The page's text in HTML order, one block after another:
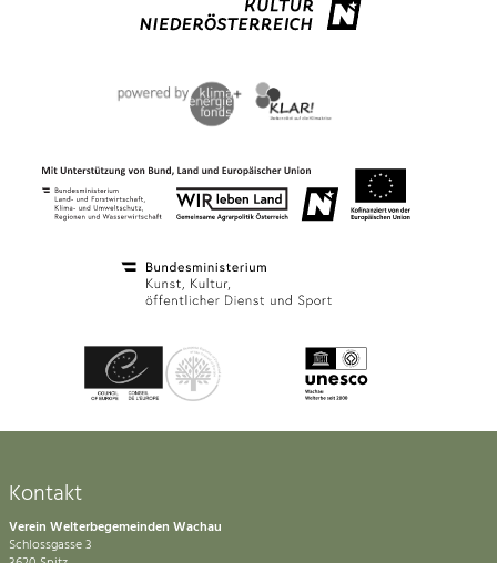
Kontakt
Verein Welterbegemeinden Wachau
Schlossgasse 3